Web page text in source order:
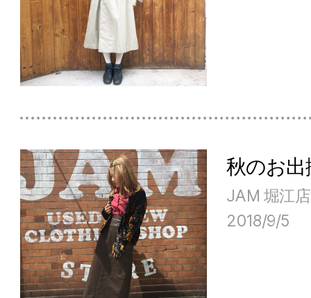
秋のお
JAM 堀江店
2018/9/5